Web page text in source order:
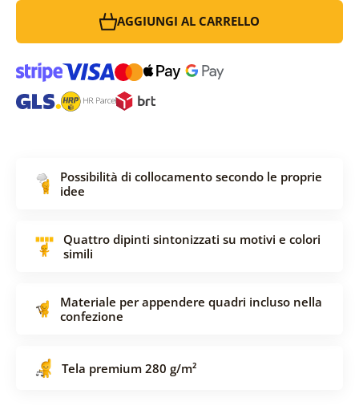
AGGIUNGI AL CARRELLO
Possibilità di collocamento secondo le proprie
idee
Quattro dipinti sintonizzati su motivi e colori
simili
Materiale per appendere quadri incluso nella
confezione
Tela premium 280 g/m²